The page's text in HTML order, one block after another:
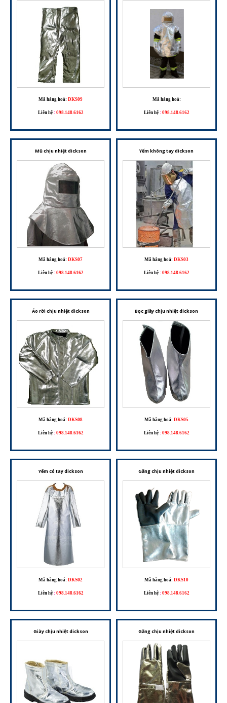
Mã hàng hoá: DKS09
Liên hệ : 098.148.6162
Mã hàng hoá:
Liên hệ : 098.148.6162
Mũ chịu nhiệt dickson
Mã hàng hoá: DKS07
Liên hệ : 098.148.6162
Yếm không tay dickson
Mã hàng hoá: DKS03
Liên hệ : 098.148.6162
Áo rời chịu nhiệt dickson
Mã hàng hoá: DKS08
Liên hệ : 098.148.6162
Bọc giầy chịu nhiệt dickson
Mã hàng hoá: DKS05
Liên hệ : 098.148.6162
Yếm có tay dickson
Mã hàng hoá: DKS02
Liên hệ : 098.148.6162
Găng chịu nhiệt dickson
Mã hàng hoá: DKS10
Liên hệ : 098.148.6162
Giày chịu nhiệt dickson Găng chịu nhiệt dickson